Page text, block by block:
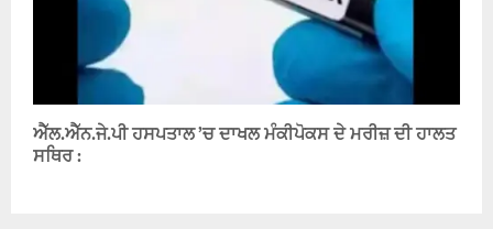
ਐੱਲ.ਐੱਨ.ਜੇ.ਪੀ ਹਸਪਤਾਲ ’ਚ ਦਾਖਲ ਮੰਕੀਪੋਕਸ ਦੇ ਮਰੀਜ਼ ਦੀ ਹਾਲਤ
ਸਥਿਰ :